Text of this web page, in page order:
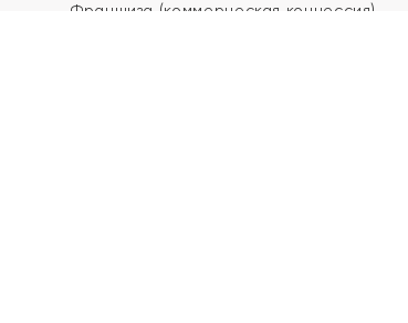
Франшиза (коммерческая концессия)